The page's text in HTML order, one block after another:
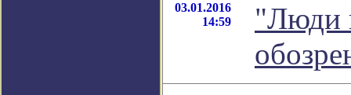
03.01.2016
14:59
"Люди